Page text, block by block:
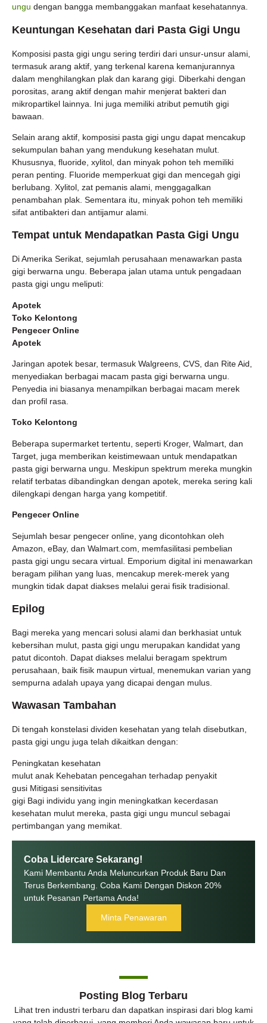
ungu dengan bangga membanggakan manfaat kesehatannya.
Keuntungan Kesehatan dari Pasta Gigi Ungu
Komposisi pasta gigi ungu sering terdiri dari unsur-unsur alami,
termasuk arang aktif, yang terkenal karena kemanjurannya
dalam menghilangkan plak dan karang gigi. Diberkahi dengan
porositas, arang aktif dengan mahir menjerat bakteri dan
mikropartikel lainnya. Ini juga memiliki atribut pemutih gigi
bawaan.
Selain arang aktif, komposisi pasta gigi ungu dapat mencakup
sekumpulan bahan yang mendukung kesehatan mulut.
Khususnya, fluoride, xylitol, dan minyak pohon teh memiliki
peran penting. Fluoride memperkuat gigi dan mencegah gigi
berlubang. Xylitol, zat pemanis alami, menggagalkan
penambahan plak. Sementara itu, minyak pohon teh memiliki
sifat antibakteri dan antijamur alami.
Tempat untuk Mendapatkan Pasta Gigi Ungu
Di Amerika Serikat, sejumlah perusahaan menawarkan pasta
gigi berwarna ungu. Beberapa jalan utama untuk pengadaan
pasta gigi ungu meliputi:
Apotek
Toko Kelontong
Pengecer Online
Apotek
Jaringan apotek besar, termasuk Walgreens, CVS, dan Rite Aid,
menyediakan berbagai macam pasta gigi berwarna ungu.
Penyedia ini biasanya menampilkan berbagai macam merek
dan profil rasa.
Toko Kelontong
Beberapa supermarket tertentu, seperti Kroger, Walmart, dan
Target, juga memberikan keistimewaan untuk mendapatkan
pasta gigi berwarna ungu. Meskipun spektrum mereka mungkin
relatif terbatas dibandingkan dengan apotek, mereka sering kali
dilengkapi dengan harga yang kompetitif.
Pengecer Online
Sejumlah besar pengecer online, yang dicontohkan oleh
Amazon, eBay, dan Walmart.com, memfasilitasi pembelian
pasta gigi ungu secara virtual. Emporium digital ini menawarkan
beragam pilihan yang luas, mencakup merek-merek yang
mungkin tidak dapat diakses melalui gerai fisik tradisional.
Epilog
Bagi mereka yang mencari solusi alami dan berkhasiat untuk
kebersihan mulut, pasta gigi ungu merupakan kandidat yang
patut dicontoh. Dapat diakses melalui beragam spektrum
perusahaan, baik fisik maupun virtual, menemukan varian yang
sempurna adalah upaya yang dicapai dengan mulus.
Wawasan Tambahan
Di tengah konstelasi dividen kesehatan yang telah disebutkan,
pasta gigi ungu juga telah dikaitkan dengan:
Peningkatan kesehatan
mulut anak Kehebatan pencegahan terhadap penyakit
gusi Mitigasi sensitivitas
gigi Bagi individu yang ingin meningkatkan kecerdasan
kesehatan mulut mereka, pasta gigi ungu muncul sebagai
pertimbangan yang memikat.
Coba Lidercare Sekarang!
Kami Membantu Anda Meluncurkan Produk Baru Dan
Terus Berkembang. Coba Kami Dengan Diskon 20%
untuk Pesanan Pertama Anda!
Minta Penawaran
Posting Blog Terbaru
Lihat tren industri terbaru dan dapatkan inspirasi dari blog kami